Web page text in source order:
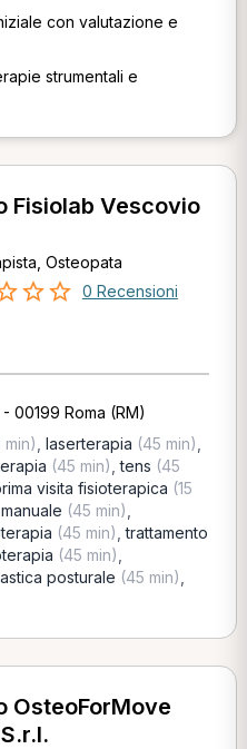
con valutazione e
strumentali e
Fisiolab Vescovio
Osteopata
0 Recensioni
00199 Roma (RM)
min) laserterapia (45 min)
(45 min) ,tens (45
visita fisioterapica (15
(45 min)
(45 min) ,trattamento
(45 min)
posturale (45 min)
OsteoForMove